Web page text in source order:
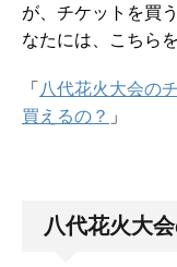
が、チケットを買
なたには、こちら
「八代花火大会の
買えるの？ 」
八代花火大